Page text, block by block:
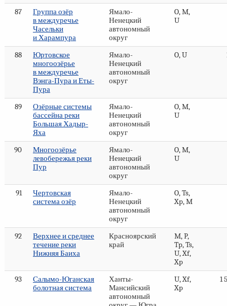
87
Группа озёр
в междуречье
Часельки
и Харампура
Ямало-
Ненецкий
автономный
округ
O, M,
U
88
Юртовское
многоозёрье
в междуречье
Вэнга-Пура и Еты-
Пура
Ямало-
Ненецкий
автономный
округ
O, U
89
Озёрные системы
бассейна реки
Большая Хадыр-
Яха
Ямало-
Ненецкий
автономный
округ
O, M,
U
90
Многоозёрье
левобережья реки
Пур
Ямало-
Ненецкий
автономный
округ
O, M,
U
91
Чертовская
система озёр
Ямало-
Ненецкий
автономный
округ
O, Ts,
Xp, M
92
Верхнее и среднее
течение реки
Нижняя Баиха
Красноярский
край
M, P,
Tp, Ts,
U, Xf,
Xp
93
Салымо-Юганская
болотная система
Ханты-
Мансийский
автономный
U, Xf,
Xp
1